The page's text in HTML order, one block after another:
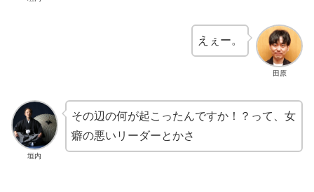
田原
えぇー。
垣内
その辺の何が起こったんですか！？って、女
癖の悪いリーダーとかさ